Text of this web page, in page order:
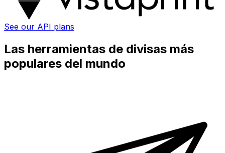
See our API plans
Las herramientas de divisas más
populares del mundo